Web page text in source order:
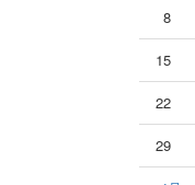
8
15
22
29